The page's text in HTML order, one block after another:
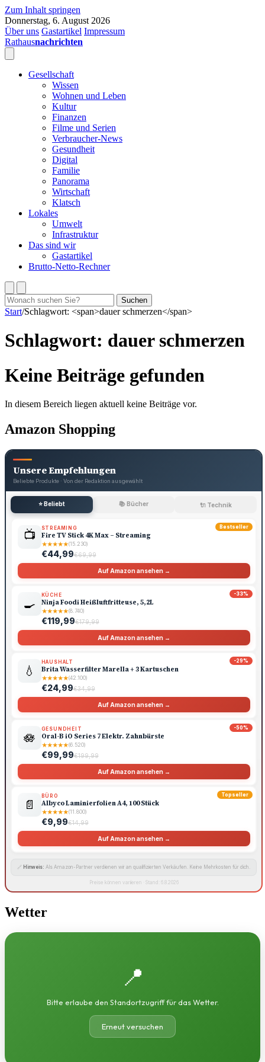
Zum Inhalt springen
Donnerstag, 6. August 2026
Über uns Gastartikel Impressum
Rathausnachrichten
Gesellschaft
Wissen
Wohnen und Leben
Kultur
Finanzen
Filme und Serien
Verbraucher-News
Gesundheit
Digital
Familie
Panorama
Wirtschaft
Klatsch
Lokales
Umwelt
Infrastruktur
Das sind wir
Gastartikel
Brutto-Netto-Rechner
Suchen
nach:
Suchen
Start/Schlagwort: <span>dauer schmerzen</span>
Schlagwort: dauer schmerzen
Keine Beiträge gefunden
In diesem Bereich liegen aktuell keine Beiträge vor.
Amazon Shopping
Unsere Empfehlungen
Beliebte Produkte · Von der Redaktion ausgewählt
⭐ Beliebt 📚 Bücher 🔌 Technik
Bestseller
📺 STREAMING
Fire TV Stick 4K Max – Streaming
★★★★★(15.230)
€44,99€69,99
Auf Amazon ansehen →
-33%
🍳
KÜCHE
Ninja Foodi Heißluftfritteuse, 5,2L
★★★★★(8.740)
€119,99€179,99
Auf Amazon ansehen →
-29%
💧
HAUSHALT
Brita Wasserfilter Marella + 3 Kartuschen
★★★★★(42.100)
€24,99€34,99
Auf Amazon ansehen →
-50%
🪷
GESUNDHEIT
Oral-B iO Series 7 Elektr. Zahnbürste
★★★★★(6.520)
€99,99€199,99
Auf Amazon ansehen →
Topseller
📄
BÜRO
Albyco Laminierfolien A4, 100 Stück
★★★★★(11.800)
€9,99€14,99
Auf Amazon ansehen →
🔗 Hinweis: Als Amazon-Partner verdienen wir an qualifizierten Verkäufen. Keine Mehrkosten für dich.
Preise können variieren · Stand: 6.8.2026
Wetter
📍
Bitte erlaube den Standortzugriff für das Wetter.
Erneut versuchen